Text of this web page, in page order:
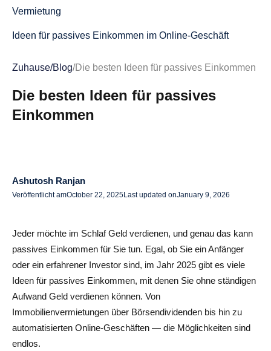
Vermietung
Ideen für passives Einkommen im Online-Geschäft
So wählen Sie die richtige Idee für passives Einkommen
Häufig gestellte Fragen für effektive Ideen für passives
Was ist die beste Idee für passives Einkommen für
Anfänger im Jahr 2025?
Kann ich ohne Geld passives Einkommen erzielen?
Wie lange dauert es, passives Einkommen zu
Zuhause/Blog/Die besten Ideen für passives Einkommen
Die besten Ideen für passives
Einkommen
Ashutosh Ranjan
Veröffentlicht amOctober 22, 2025Last updated onJanuary 9, 2026
Jeder möchte im Schlaf Geld verdienen, und genau das kann
passives Einkommen für Sie tun. Egal, ob Sie ein Anfänger
oder ein erfahrener Investor sind, im Jahr 2025 gibt es viele
Ideen für passives Einkommen, mit denen Sie ohne ständigen
Aufwand Geld verdienen können. Von
Immobilienvermietungen über Börsendividenden bis hin zu
automatisierten Online-Geschäften — die Möglichkeiten sind
endlos.